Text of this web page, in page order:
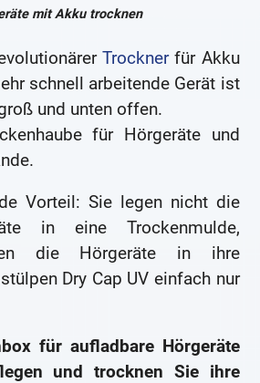
mit Akku trocknen
Trocknerfür Akku
schnell arbeitende Gerät ist
und unten offen.
für Hörgeräte und
Vorteil: Sie legen nicht die
in eine Trockenmulde,
die Hörgeräte in ihre
Dry Cap UV einfach nur
für aufladbare Hörgeräte
und trocknen Sie ihre